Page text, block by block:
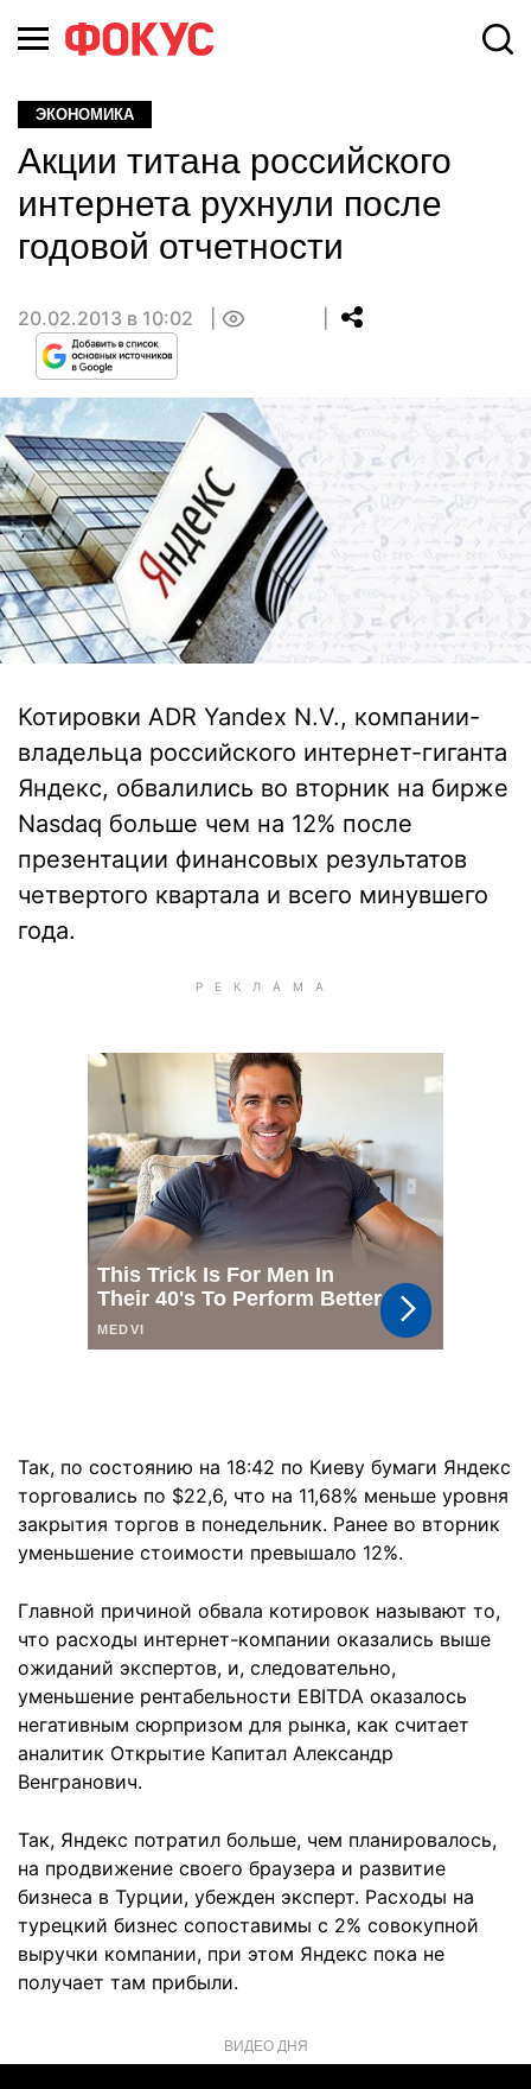
ЭКОНОМИКА
Акции титана российского
интернета рухнули после
годовой отчетности
20.02.2013 в 10:02
Котировки ADR Yandex N.V., компании-
владельца российского интернет-гиганта
Яндекс, обвалились во вторник на бирже
Nasdaq больше чем на 12% после
презентации финансовых результатов
четвертого квартала и всего минувшего
года.
Так, по состоянию на 18:42 по Киеву бумаги Яндекс
торговались по $22,6, что на 11,68% меньше уровня
закрытия торгов в понедельник. Ранее во вторник
уменьшение стоимости превышало 12%.
Главной причиной обвала котировок называют то,
что расходы интернет-компании оказались выше
ожиданий экспертов, и, следовательно,
уменьшение рентабельности EBITDA оказалось
негативным сюрпризом для рынка, как считает
аналитик Открытие Капитал Александр
Венгранович.
Так, Яндекс потратил больше, чем планировалось,
на продвижение своего браузера и развитие
бизнеса в Турции, убежден эксперт. Расходы на
турецкий бизнес сопоставимы с 2% совокупной
выручки компании, при этом Яндекс пока не
получает там прибыли.
ВИДЕО ДНЯ